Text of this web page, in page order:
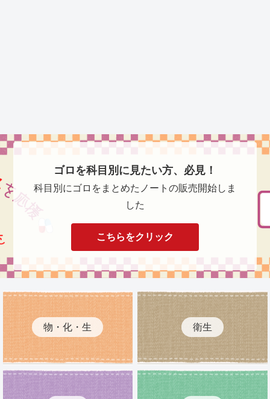
ゴロを科目別に見たい方、必見！
科目別にゴロをまとめたノートの販売開始しま
した
こちらをクリック
物・化・生 衛生